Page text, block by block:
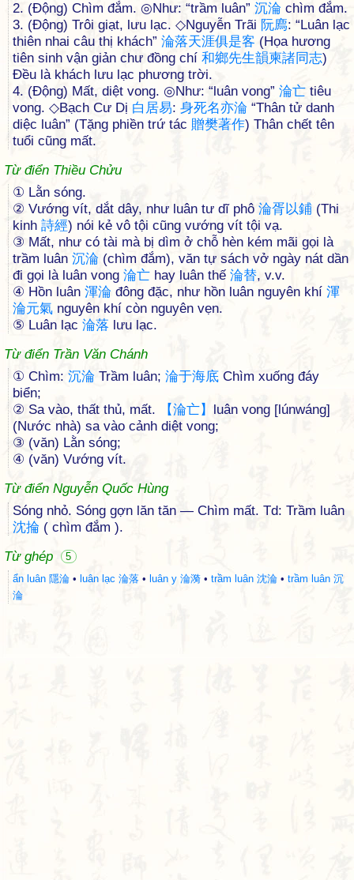
2. (Động) Chìm đắm. ◎Như: “trầm luân” 沉淪 chìm đắm.
3. (Động) Trôi giạt, lưu lạc. ◇Nguyễn Trãi 阮廌: “Luân lạc
thiên nhai câu thị khách” 淪落天涯俱是客 (Họa hương
tiên sinh vận giản chư đồng chí 和鄉先生韻柬諸同志)
Đều là khách lưu lạc phương trời.
4. (Động) Mất, diệt vong. ◎Như: “luân vong” 淪亡 tiêu
vong. ◇Bạch Cư Dị 白 居易: 身死名亦淪 “Thân tử danh
diệc luân” (Tặng phiền trứ tác 贈樊著作) Thân chết tên
tuổi cũng mất.
Từ điển Thiều Chửu
① Lằn sóng.
② Vướng vít, dắt dây, như luân tư dĩ phô 淪胥以鋪 (Thi
kinh 詩經) nói kẻ vô tội cũng vướng vít tội vạ.
③ Mất, như có tài mà bị dìm ở chỗ hèn kém mãi gọi là
trầm luân 沉淪 (chìm đắm), văn tự sách vở ngày nát dần
đi gọi là luân vong 淪亡 hay luân thế 淪替, v.v.
④ Hồn luân 渾淪 đông đặc, như hồn luân nguyên khí 渾
淪元氣 nguyên khí còn nguyên vẹn.
⑤ Luân lạc 淪落 lưu lạc.
Từ điển Trần Văn Chánh
① Chìm: 沉淪 Trầm luân; 淪于海底 Chìm xuống đáy
biển;
② Sa vào, thất thủ, mất.
【淪亡】 luân vong [lúnwáng]
(Nước nhà) sa vào cảnh diệt vong;
③ (văn) Lằn sóng;
④ (văn) Vướng vít.
Từ điển Nguyễn Quốc Hùng
Sóng nhỏ. Sóng gợn lăn tăn — Chìm mất. Td: Trầm luân
沈掄 ( chìm đắm ).
Từ ghép
5
ẩn luân 隱淪 • luân lạc 淪落 • luân y 淪漪 • trầm luân 沈淪 • trầm luân 沉
淪